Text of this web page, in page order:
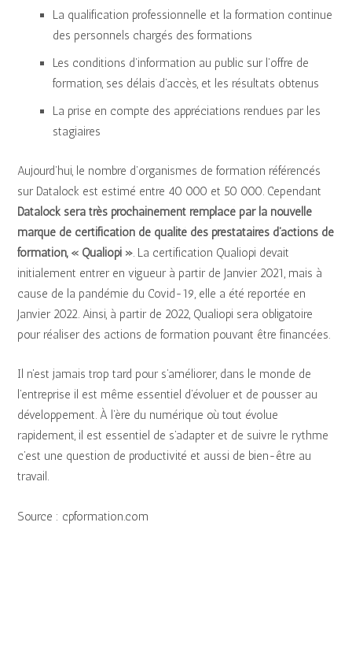
La qualification professionnelle et la formation continue
des personnels chargés des formations
Les conditions d’information au public sur l’offre de
formation, ses délais d’accès, et les résultats obtenus
La prise en compte des appréciations rendues par les
stagiaires
Aujourd’hui, le nombre d’organismes de formation référencés
sur Datalock est estimé entre 40 000 et 50 000. Cependant
Datalock sera très prochainement remplacé par la nouvelle
marque de certification de qualité des prestataires d’actions de
formation, « Qualiopi ». La certification Qualiopi devait
initialement entrer en vigueur à partir de Janvier 2021, mais à
cause de la pandémie du Covid-19, elle a été reportée en
Janvier 2022. Ainsi, à partir de 2022, Qualiopi sera obligatoire
pour réaliser des actions de formation pouvant être financées.
Il n’est jamais trop tard pour s’améliorer, dans le monde de
l’entreprise il est même essentiel d’évoluer et de pousser au
développement. À l’ère du numérique où tout évolue
rapidement, il est essentiel de s’adapter et de suivre le rythme
c’est une question de productivité et aussi de bien-être au
travail.
Source : cpformation.com